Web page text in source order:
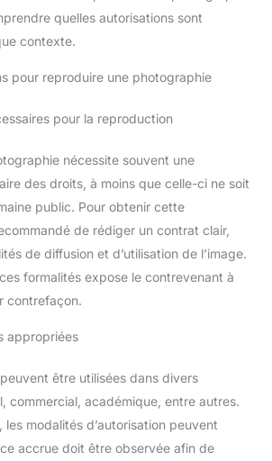
quelles autorisations sont
contexte.
pour reproduire une photographie
pour la reproduction
nécessite souvent une
des droits, à moins que celle-ci ne soit
public. Pour obtenir cette
de rédiger un contrat clair,
de diffusion et d’utilisation de l’image.
formalités expose le contrevenant à
contrefaçon.
appropriées
être utilisées dans divers
commercial, académique, entre autres.
modalités d’autorisation peuvent
accrue doit être observée afin de